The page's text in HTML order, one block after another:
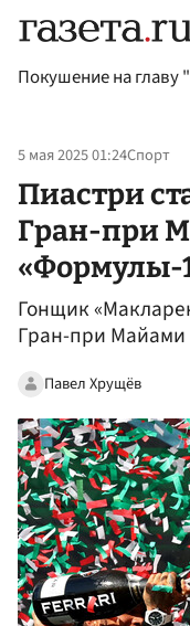
Покушение на главу
5 мая 2025 01:24Спорт
Пиастри
Гран-при
«Формулы-
Гонщик
Гран-при
Павел Хрущёв